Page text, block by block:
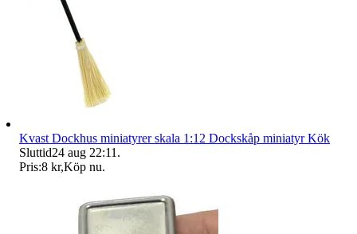
Kvast Dockhus miniatyrer skala 1:12 Dockskåp miniatyr Kök
Sluttid24 aug 22:11 .
Pris:8 kr,Köp nu.